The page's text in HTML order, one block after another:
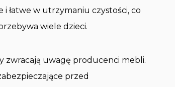
łatwe w utrzymaniu czystości, co
wiele dzieci.
zwracają uwagę producenci mebli.
przed